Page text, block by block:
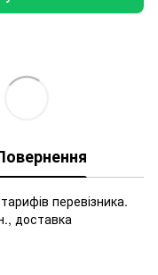
перевізника.
доставка